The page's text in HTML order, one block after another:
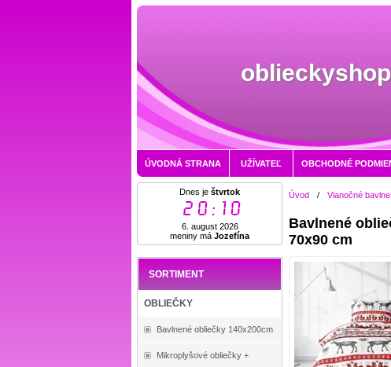
ÚVODNÁ STRANA UŽÍVATEĽ OBCHODNÉ
Dnes ještvrtok
20:10
6. august 2026
meniny máJozefína
SORTIMENT
OBLIEČKY
Bavlnené obliečky 140x200cm
Mikroplyšové obliečky +
Úvod / Vianočné
Bavlnené
70x90 cm